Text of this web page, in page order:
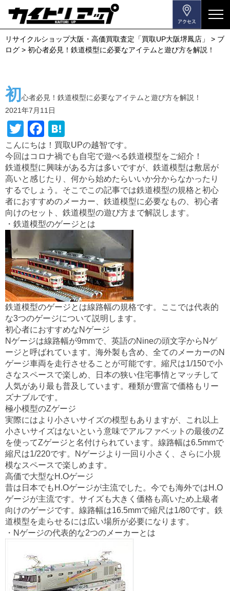
メ
ニ
ュ
リサイクルショップ大阪・高価買取査定「買取UP大阪堺鳳店」 > ブ
ログ > 初心者必見！鉄道模型に必要なアイテムと遊び方を解説！
初 心者必見！鉄道模型に必要なアイテムと遊び方を解説！
2021年7月11日
T
wi
tt
er
F
a
c
e
b
o
o
k
at
e
n
a
こんにちは！買取UPの越智です。
今回はコロナ禍でも自宅で遊べる鉄道模型をご紹介！
鉄道模型に興味がある方は多いですが、鉄道模型は敷居が
高いと感じたり、何から始めたらいいか分からなかったり
するでしょう。そこでこの記事では鉄道模型の規格と初心
者におすすめのメーカー、鉄道模型に必要なもの、初心者
向けのセット、鉄道模型の遊び方まで解説します。
・鉄道模型のゲージとは
鉄道模型のゲージとは線路幅の規格です。ここでは代表的
な3つのゲージについて説明します。
初心者におすすめなNゲージ
Nゲージは線路幅が9mmで、英語のNineの頭文字からNゲ
ージと呼ばれています。海外製も含め、全てのメーカーのN
ゲージ車両を走行させることが可能です。縮尺は1/150で小
さなスペースで楽しめ、日本の狭い住宅事情とマッチして
人気があり最も普及しています。種類が豊富で価格もリー
ズナブルです。
極小模型のZゲージ
実際にはより小さいサイズの模型もありますが、これ以上
小さいサイズはないという意味でアルファベットの最後のZ
を使ってZゲージと名付けられています。線路幅は6.5mmで
縮尺は1/220です。Nゲージより一回り小さく、さらに小規
模なスペースで楽しめます。
高価で大型なH.Oゲージ
昔は日本でもH.Oゲージが主流でした。今でも海外ではH.O
ゲージが主流です。サイズも大きく価格も高いため上級者
向けのゲージです。線路幅は16.5mmで縮尺は1/80です。鉄
道模型を走らせるには広い場所が必要になります。
・Nゲージの代表的な2つのメーカーとは